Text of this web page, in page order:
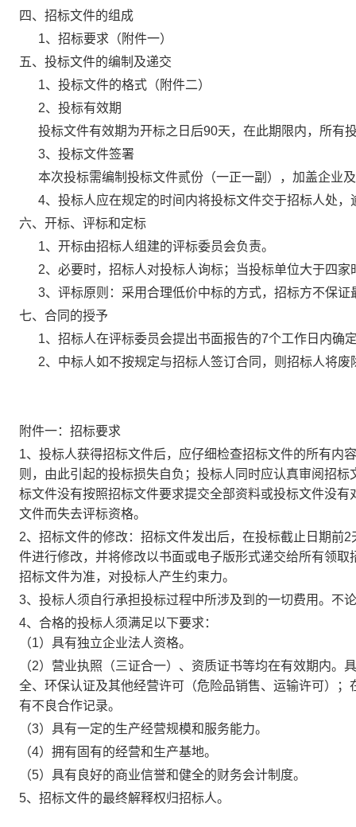
四、招标文件的组成
1、招标要求（ 附件一）
五、投标文件的编制及递交
1、投标文件的格式（附件二）
2、投标有效期
投标文件有效期为开标之日后90天，在此期限内，所有
3、投标文件签署
本次投标需编制投标文件贰份（一正一副），加盖企业
4、投标人应在规定的时间内将投标文件交于招标人处，
六、开标、评标和定标
1、开标由招标人组建的评标委员会负责。
2、必要时，招标人对投标人询标；当投标单位大于四
3、评标原则：采用合理低价中标的方式，招标方不保证
七、合同的授予
1、招标人在评标委员会提出书面报告的7个工作日内确
2、中标人如不按规定与招标人签订合同，则招标人将
附件一：招标要求
1、投标人获得招标文件后，应仔细检查招标文件的所有内
则，由此引起的投标损失自负；投标人同时应认真审阅招
标文件没有按照招标文件要求提交全部资料或投标文件没
文件而失去评标资格。
2、招标文件的修改：招标文件发出后，在投标截止日期前
件进行修改，并将修改以书面或电子版形式递交给所有领
招标文件为准，对投标人产生约束力。
3、投标人须自行承担投标过程中所涉及到的一切费用。不
4、合格的投标人须满足以下要求：
（1）具有独立企业法人资格。
（2）营业执照（三证合一）、资质证书等均在有效期内。
全、环保认证及其他经营许可（危险品销售、运输许可）
有不良合作记录。
（3）具有一定的生产经营规模和服务能力。
（4）拥有固有的经营和生产基地。
（5）具有良好的商业信誉和健全的财务会计制度。
5、招标文件的最终解释权归招标人。